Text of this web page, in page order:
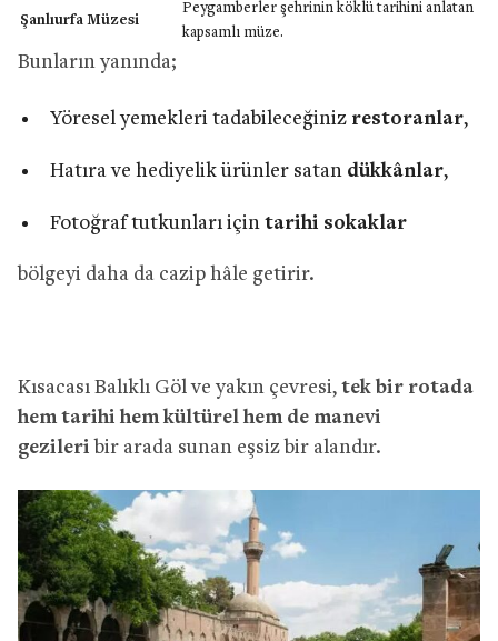
Şanlıurfa Müzesi
Peygamberler şehrinin köklü tarihini anlatan
kapsamlı müze.
Bunların yanında;
Yöresel yemekleri tadabileceğiniz restoranlar,
Hatıra ve hediyelik ürünler satan dükkânlar,
Fotoğraf tutkunları için tarihi sokaklar
bölgeyi daha da cazip hâle getirir.
Kısacası Balıklı Göl ve yakın çevresi, tek bir rotada
hem tarihi hem kültürel hem de manevi
gezileri bir arada sunan eşsiz bir alandır.